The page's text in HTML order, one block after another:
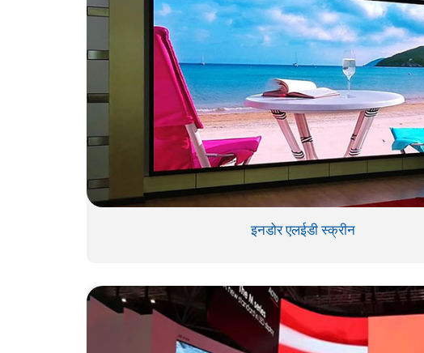
इनडोर एलईडी स्क्रीन